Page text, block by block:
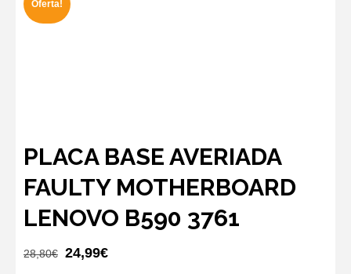
Oferta!
PLACA BASE AVERIADA
FAULTY MOTHERBOARD
LENOVO B590 3761
28,80€ El
24,99€